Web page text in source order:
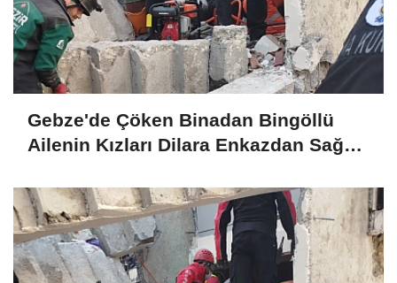
Gebze'de Çöken Binadan Bingöllü
Ailenin Kızları Dilara Enkazdan Sağ